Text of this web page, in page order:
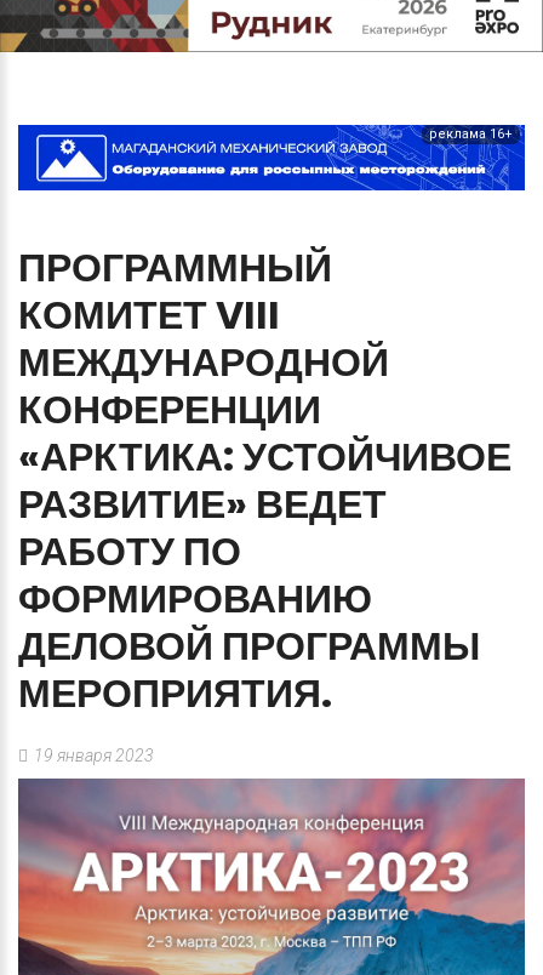
реклама 16+
ПРОГРАММНЫЙ
КОМИТЕТVIII
МЕЖДУНАРОДНОЙ
КОНФЕРЕНЦИИ
«АРКТИКА:УСТОЙЧИВОЕ
РАЗВИТИЕ» ВЕДЕТ
РАБОТУ ПО
ФОРМИРОВАНИЮ
ДЕЛОВОЙ ПРОГРАММЫ
МЕРОПРИЯТИЯ.
19 января 2023